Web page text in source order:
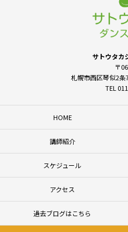
サトウタカ
〒
札幌市西区琴似2条
TEL
HOME
講師紹介
スケジュール
アクセス
過去ブログはこちら